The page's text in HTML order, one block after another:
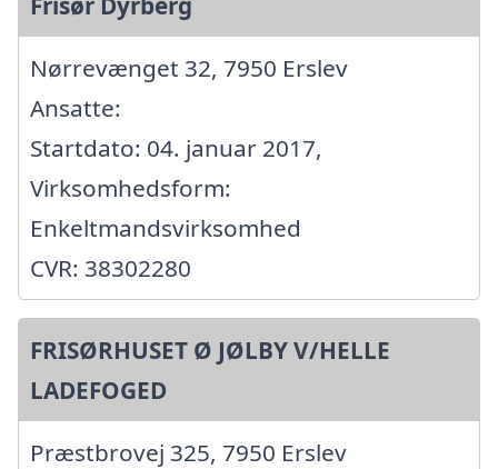
Nørrevænget 32, 7950 Erslev
Ansatte:
Startdato: 04. januar 2017,
Virksomhedsform:
Enkeltmandsvirksomhed
CVR: 38302280
FRISØRHUSET Ø JØLBY V/HELLE
LADEFOGED
Præstbrovej 325, 7950 Erslev